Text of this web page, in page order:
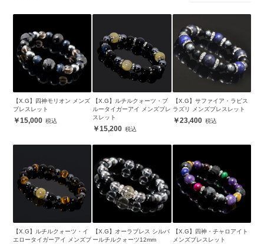
【X.G】四神モリオン メンズ
ブレスレット
15,000
【X.G】ルチルクォーツ・ブ
ルータイガーアイ メンズブレ
スレット
15,200
【X.G】サファイア・ラピス
ラズリ メンズブレスレット
23,400
【X.G】ルチルクォーツ・イ
エロータイガーアイ メンズブ
【X.G】オーラブレス シルバ
ールチルクォーツ12mm
【X.G】四神・チャロアイト
メンズブレスレット